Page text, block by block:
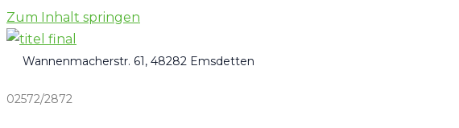
Zum Inhalt springen
Wannenmacherstr. 61, 48282 Emsdetten
02572/2872